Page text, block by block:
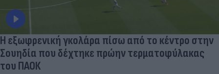
Η εξωφρενική γκολάρα πίσω από το κέντρο στην
Σουηδία που δέχτηκε πρώην τερματοφύλακας
του ΠΑΟΚ